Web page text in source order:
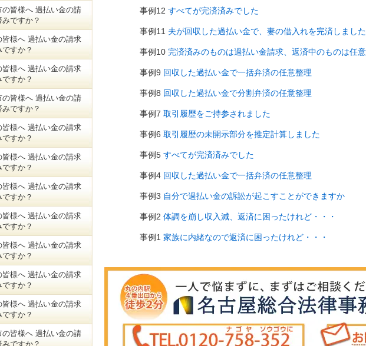
事例12 すべてが完済済みでした
事例11 夫が回収した過払い金で、妻の借入れを完済しました
事例10 完済済みのものは過払い金請求、返済中のものは任
事例9 回収した過払い金で一括弁済の任意整理
事例8 回収した過払い金で分割弁済の任意整理
事例7 取引履歴をご持参されました
事例6 取引履歴の未開示部分を推定計算しました
事例5 すべてが完済済みでした
事例4 回収した過払い金で一括弁済の任意整理
事例3 自分で過払い金の訴訟が起こすことができますか
事例2 体調を崩し収入減、返済に困ったけれど・・・
事例1 家族に内緒なので返済に困ったけれど・・・
の皆様へ 過払い金の請
ですか？
皆様へ 過払い金の請求
すか？
皆様へ 過払い金の請求
すか？
の皆様へ 過払い金の請
ですか？
皆様へ 過払い金の請求
すか？
皆様へ 過払い金の請求
すか？
皆様へ 過払い金の請求
すか？
皆様へ 過払い金の請求
すか？
皆様へ 過払い金の請求
すか？
皆様へ 過払い金の請求
すか？
皆様へ 過払い金の請求
すか？
の皆様へ 過払い金の請
ですか？